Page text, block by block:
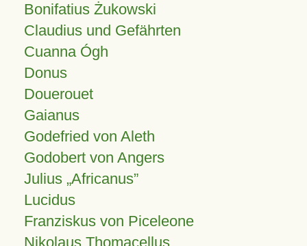
Bonifatius Żukowski
Claudius und Gefährten
Cuanna Ógh
Donus
Douerouet
Gaianus
Godefried von Aleth
Godobert von Angers
Julius Africanus
Lucidus
Franziskus von Piceleone
Nikolaus Thomacellus